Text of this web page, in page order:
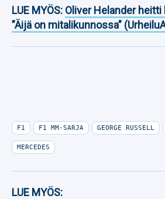
LUE MYÖS: Oliver Helander
”Äijä on mitalikunnossa”
F1 F1 MM-SARJA GEORGE RUSSELL
MERCEDES
LUE MYÖS: